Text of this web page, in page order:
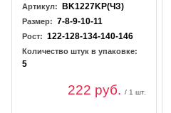
Артикул: BK1227KP(ЧЗ)
Размер: 7-8-9-10-11
Рост: 122-128-134-140-146
Количество штук в упаковке:
5
222 руб./ 1 шт.